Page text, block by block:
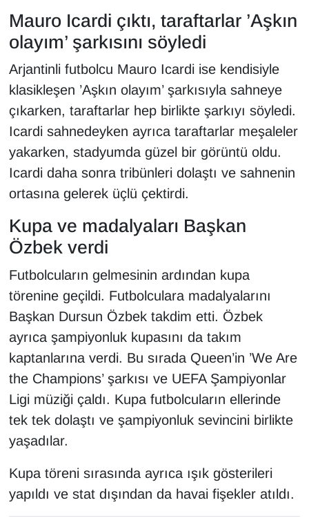
Mauro Icardi çıktı, taraftarlar ’Aşkın
olayım’ şarkısını söyledi
Arjantinli futbolcu Mauro Icardi ise kendisiyle
klasikleşen ’Aşkın olayım’ şarkısıyla sahneye
çıkarken, taraftarlar hep birlikte şarkıyı söyledi.
Icardi sahnedeyken ayrıca taraftarlar meşaleler
yakarken, stadyumda güzel bir görüntü oldu.
Icardi daha sonra tribünleri dolaştı ve sahnenin
ortasına gelerek üçlü çektirdi.
Kupa ve madalyaları Başkan
Özbek verdi
Futbolcuların gelmesinin ardından kupa
törenine geçildi. Futbolculara madalyalarını
Başkan Dursun Özbek takdim etti. Özbek
ayrıca şampiyonluk kupasını da takım
kaptanlarına verdi. Bu sırada Queen’in ’We Are
the Champions’ şarkısı ve UEFA Şampiyonlar
Ligi müziği çaldı. Kupa futbolcuların ellerinde
tek tek dolaştı ve şampiyonluk sevincini birlikte
yaşadılar.
Kupa töreni sırasında ayrıca ışık gösterileri
yapıldı ve stat dışından da havai fişekler atıldı.